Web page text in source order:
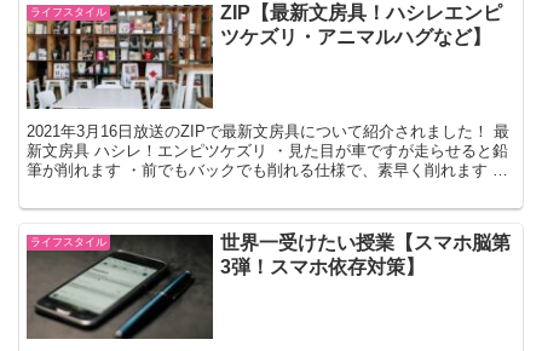
ライフスタイル
ZIP【最新文房具！ハシレエンピ
ツケズリ・アニマルハグなど】
2021年3月16日放送のZIPで最新文房具について紹介されました！ 最
新文房具 ハシレ！エンピツケズリ ・見た目が車ですが走らせると鉛
筆が削れます ・前でもバックでも削れる仕様で、素早く削れます ・
ライフスタイル
世界一受けたい授業【スマホ脳第
3弾！スマホ依存対策】